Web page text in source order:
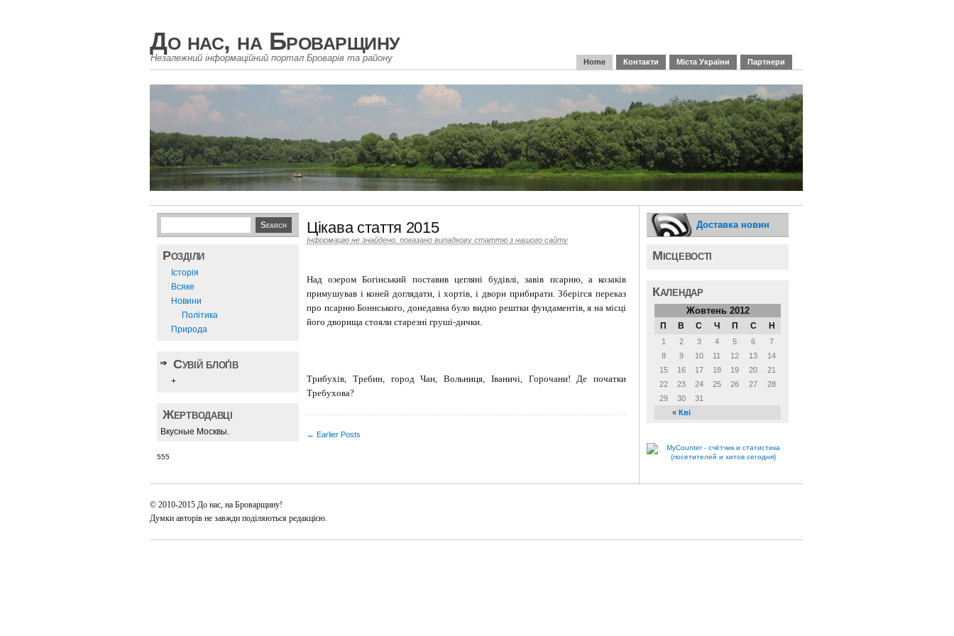
До нас, на Броварщину
Незалежний інформаційний портал Броварів та району Home Контакти Міста України Партнери
Розділи
Історія
Всяке
Новини
Політика
Природа
Сувій блоґів
+
Жертводавці
Вкусные Москвы.
555
Цікава стаття 2015
Інформацію не знайдено, показано випадкову статтю з нашого сайту
Над озером Богінський поставив цегляні будівлі, завів псарню, а козаків
примушував і коней доглядати, і хортів, і двори прибирати. Зберігся переказ
про псарню Боннського, донедавна було видно рештки фундаментів, я на місці
його дворища стояли старезні груші-дички.
Трибухів, Требин, город Чан, Вольниця, Іваничі, Горочани! Де початки
Требухова?
← Earlier Posts
Доставка новин
Місцевості
Календар
Жовтень 2012
П В С Ч П С Н
« Кві
1 2 3 4 5 6
7
8
9 10 11 12 13
14
15
16 17 18 19 20
21
22
23 24 25 26 27
28
29
30 31
© 2010-2015 До нас, на Броварщину!
Думки авторів не завжди поділяються редакцією.